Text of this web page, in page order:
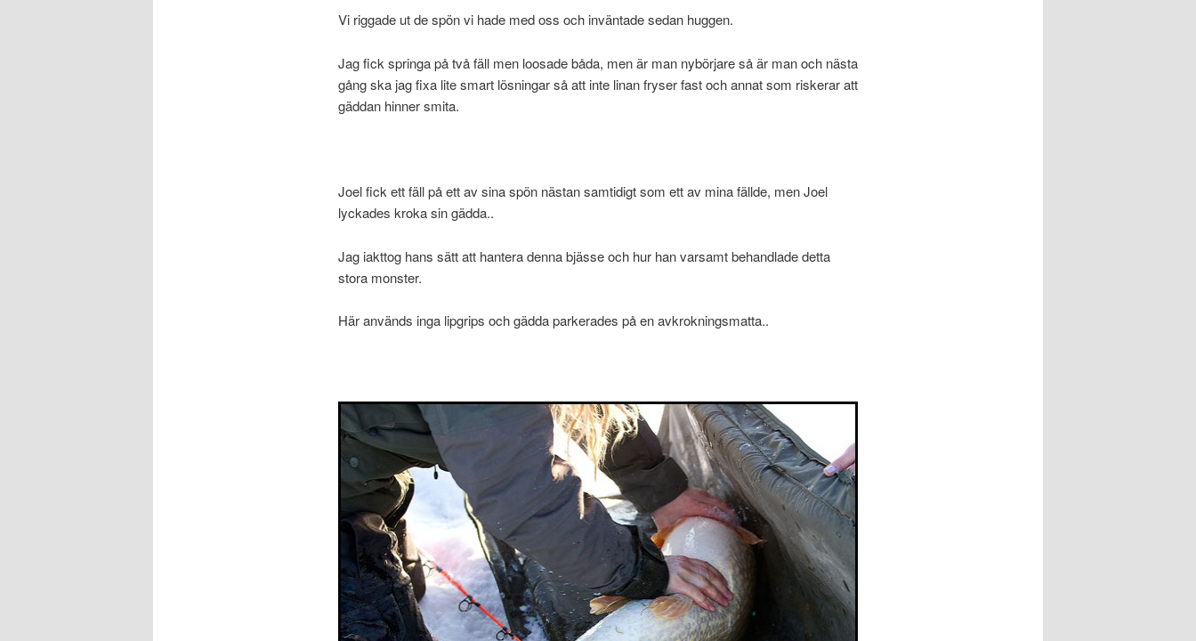
Vi riggade ut de spön vi hade med oss och inväntade sedan huggen.
Jag fick springa på två fäll men loosade båda, men är man nybörjare så är man och nästa
gång ska jag fixa lite smart lösningar så att inte linan fryser fast och annat som riskerar att
gäddan hinner smita.
Joel fick ett fäll på ett av sina spön nästan samtidigt som ett av mina fällde, men Joel
lyckades kroka sin gädda..
Jag iakttog hans sätt att hantera denna bjässe och hur han varsamt behandlade detta
stora monster.
Här används inga lipgrips och gädda parkerades på en avkrokningsmatta..